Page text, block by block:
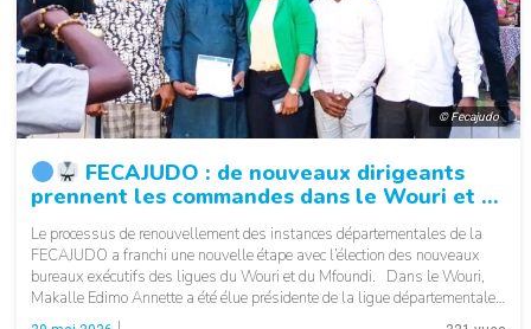
© Fecajudo
FECAJUDO : de nouveaux dirigeants
prennent les commandes dans le Wouri et le
Mfoundi
Le processus de renouvellement des instances départementales de la
FECAJUDO a franchi une nouvelle étape avec l’élection des nouveaux
bureaux exécutifs des ligues du Wouri et du Mfoundi. Dans le Wouri,
Makalle Edimo Annette a été élue présidente de la ligue départementale
de judo. Elle sera épaulée par Founa VII Hector Martial au poste […]